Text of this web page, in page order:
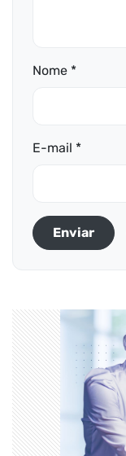
Nome *
E-mail *
Enviar